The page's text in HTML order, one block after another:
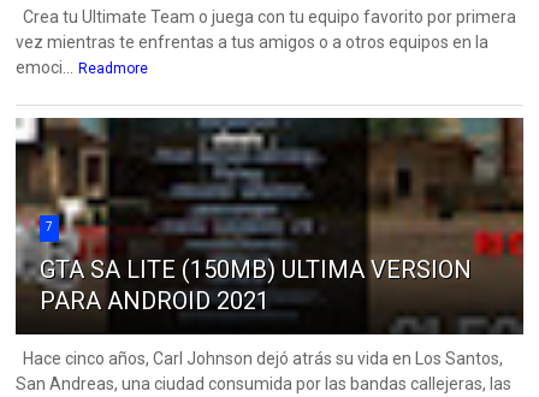
Crea tu Ultimate Team o juega con tu equipo favorito por primera
vez mientras te enfrentas a tus amigos o a otros equipos en la
emoci...
Readmore
7
GTA SA LITE (150MB) ULTIMA VERSION
PARA ANDROID 2021
Hace cinco años, Carl Johnson dejó atrás su vida en Los Santos,
San Andreas, una ciudad consumida por las bandas callejeras, las